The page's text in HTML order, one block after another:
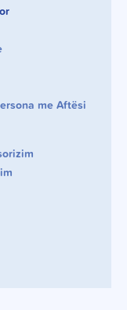
me Aftësi